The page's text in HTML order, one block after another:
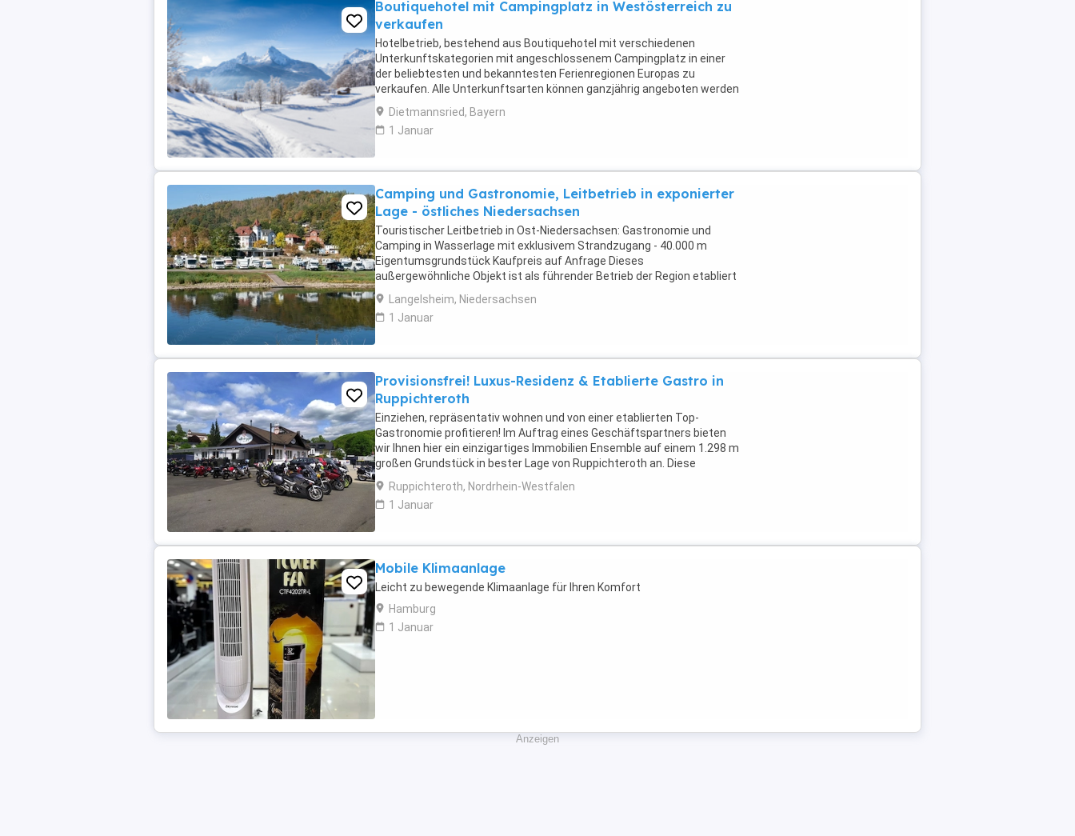
Boutiquehotel mit Campingplatz in Westösterreich zu
verkaufen
Hotelbetrieb, bestehend aus Boutiquehotel mit verschiedenen
Unterkunftskategorien mit angeschlossenem Campingplatz in einer
der beliebtesten und bekanntesten Ferienregionen Europas zu
verkaufen. Alle Unterkunftsarten können ganzjährig angeboten werden
und sind durchweg sehr gut ausgelastet. Das ertragreiche ...
Dietmannsried, Bayern
1 Januar
Camping und Gastronomie, Leitbetrieb in exponierter
Lage - östliches Niedersachsen
Touristischer Leitbetrieb in Ost-Niedersachsen: Gastronomie und
Camping in Wasserlage mit exklusivem Strandzugang - 40.000 m
Eigentumsgrundstück Kaufpreis auf Anfrage Dieses
außergewöhnliche Objekt ist als führender Betrieb der Region etabliert
und besticht durch hohe Umsätze pro Stell- und Sitzplatz. Kaufpreis ...
Langelsheim, Niedersachsen
1 Januar
Provisionsfrei! Luxus-Residenz & Etablierte Gastro in
Ruppichteroth
Einziehen, repräsentativ wohnen und von einer etablierten Top-
Gastronomie profitieren! Im Auftrag eines Geschäftspartners bieten
wir Ihnen hier ein einzigartiges Immobilien Ensemble auf einem 1.298 m
großen Grundstück in bester Lage von Ruppichteroth an. Diese
Immobilie kombiniert eine luxuriöse, ...
Ruppichteroth, Nordrhein-Westfalen
1 Januar
Mobile Klimaanlage
Leicht zu bewegende Klimaanlage für Ihren Komfort
Hamburg
1 Januar
Anzeigen